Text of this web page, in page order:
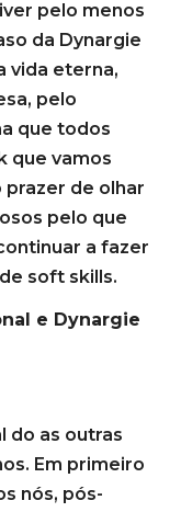
pelo menos
da Dynargie
vida eterna,
pelo
que todos
que vamos
de olhar
pelo que
a fazer
soft skills.
e Dynargie
do as outras
Em primeiro
nós, pós-